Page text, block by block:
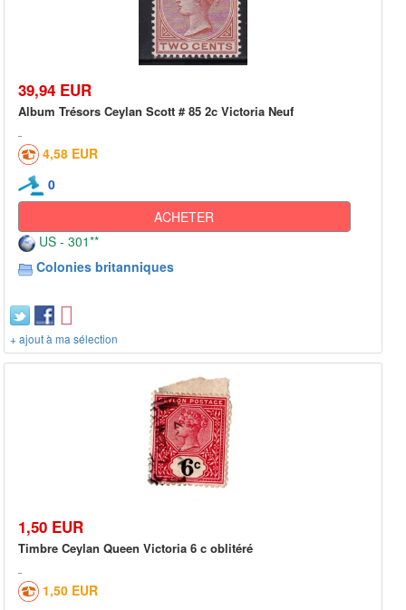
39,94 EUR
Album Trésors Ceylan Scott # 85 2c Victoria Neuf
4,58 EUR
0
ACHETER
US - 301**
Colonies britanniques
+ ajout à ma sélection
1,50 EUR
Timbre Ceylan Queen Victoria 6 c oblitéré
1,50 EUR